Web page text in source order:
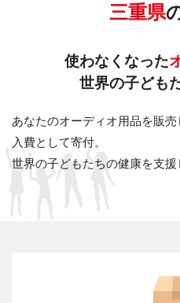
三重県
使わなくなった
世界の子ども
あなたのオーディオ用品を販
入費として寄付。
世界の子どもたちの健康を支援